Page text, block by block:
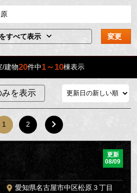
すべて表示 変更
/建物20件中1～10棟表示
を表示
1 2
更新
08/09
愛知県名古屋市中区松原３丁目